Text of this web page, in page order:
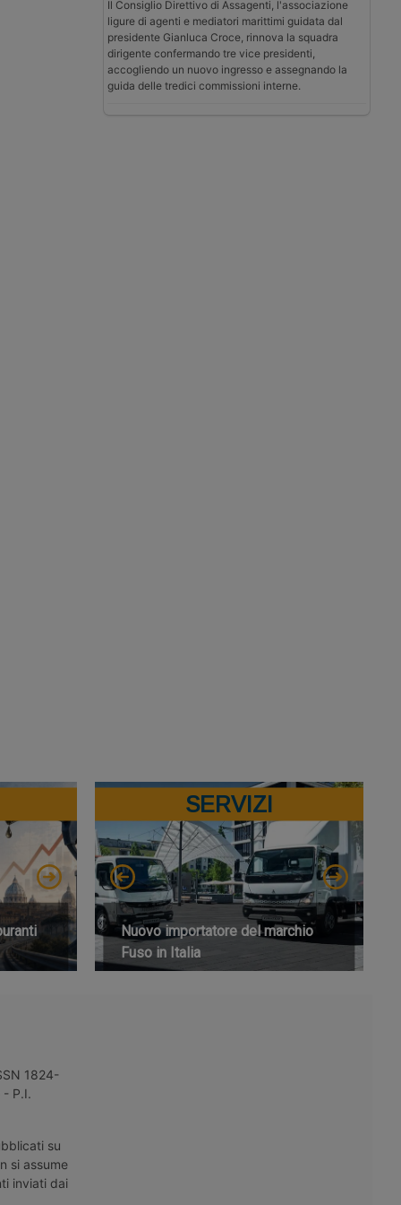
Il Consiglio Direttivo di Assagenti, l'associazione
ligure di agenti e mediatori marittimi guidata dal
presidente Gianluca Croce, rinnova la squadra
dirigente confermando tre vice presidenti,
accogliendo un nuovo ingresso e assegnando la
guida delle tredici commissioni interne.
SERVIZI
Nuovo importatore del marchio
Fuso in Italia
1824-
- P.I.
su
si assume
inviati dai